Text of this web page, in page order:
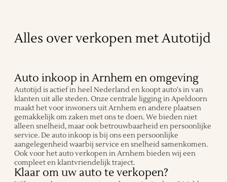
Alles over verkopen met Autotijd
Auto inkoop in Arnhem en omgeving
Autotijd is actief in heel Nederland en koopt auto's in van
klanten uit alle steden. Onze centrale ligging in Apeldoorn
maakt het voor inwoners uit Arnhem en andere plaatsen
gemakkelijk om zaken met ons te doen. We bieden niet
alleen snelheid, maar ook betrouwbaarheid en persoonlijke
service. De auto inkoop is bij ons een persoonlijke
aangelegenheid waarbij service en snelheid samenkomen.
Ook voor het auto verkopen in Arnhem bieden wij een
compleet en klantvriendelijk traject.
Klaar om uw auto te verkopen?